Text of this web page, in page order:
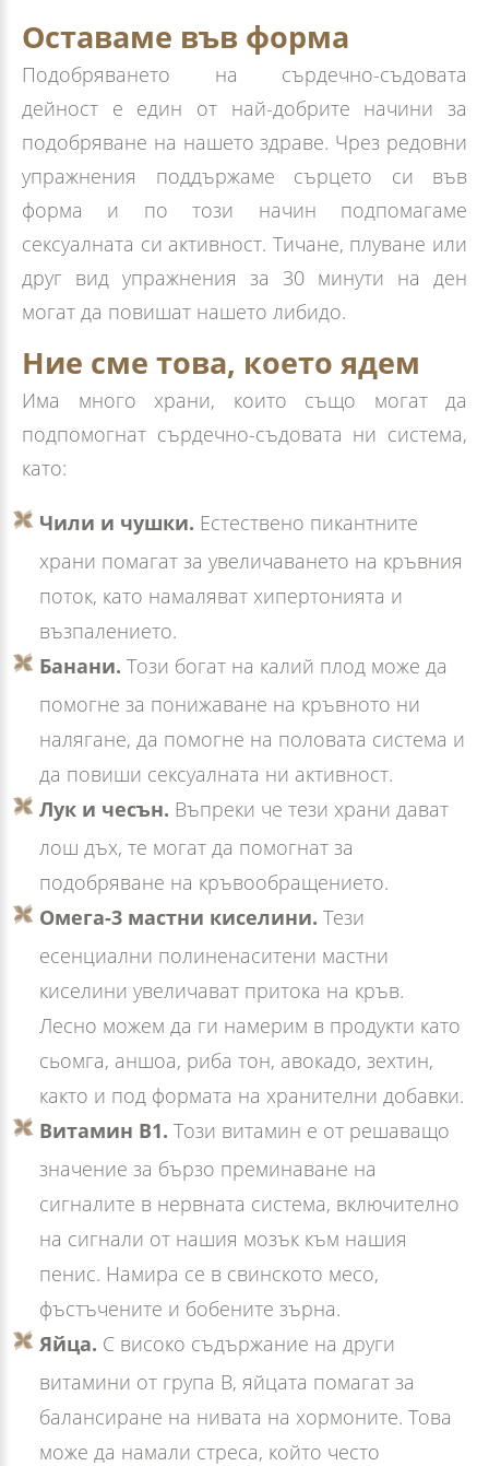
Оставаме във форма
Подобряването на сърдечно-съдовата
дейност е един от най-добрите начини за
подобряване на нашето здраве. Чрез редовни
упражнения поддържаме сърцето си във
форма и по този начин подпомагаме
сексуалната си активност. Тичане, плуване или
друг вид упражнения за 30 минути на ден
могат да повишат нашето либидо.
Ние сме това, което ядем
Има много храни, които също могат да
подпомогнат сърдечно-съдовата ни система,
като:
Чили и чушки. Естествено пикантните
храни помагат за увеличаването на кръвния
поток, като намаляват хипертонията и
възпалението.
Банани. Този богат на калий плод може да
помогне за понижаване на кръвното ни
налягане, да помогне на половата система и
да повиши сексуалната ни активност.
Лук и чесън. Въпреки че тези храни дават
лош дъх, те могат да помогнат за
подобряване на кръвообращението.
Омега-3 мастни киселини.Тези
есенциални полиненаситени мастни
киселини увеличават притока на кръв.
Лесно можем да ги намерим в продукти като
сьомга, аншоа, риба тон, авокадо, зехтин,
както и под формата на хранителни добавки.
Витамин B1. Този витамин е от решаващо
значение за бързо преминаване на
сигналите в нервната система, включително
на сигнали от нашия мозък към нашия
пенис. Намира се в свинското месо,
фъстъчените и бобените зърна.
Яйца. С високо съдържание на други
витамини от група В, яйцата помагат за
балансиране на нивата на хормоните. Това
може да намали стреса, който често